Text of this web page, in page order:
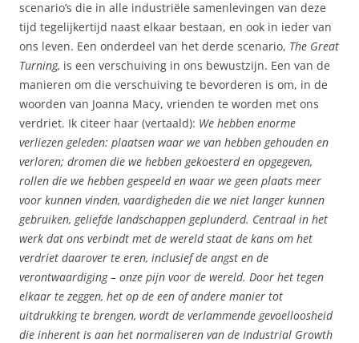
scenario’s die in alle industriële samenlevingen van deze
tijd tegelijkertijd naast elkaar bestaan, en ook in ieder van
ons leven. Een onderdeel van het derde scenario, The Great
Turning, is een verschuiving in ons bewustzijn. Een van de
manieren om die verschuiving te bevorderen is om, in de
woorden van Joanna Macy, vrienden te worden met ons
verdriet. Ik citeer haar (vertaald): We hebben enorme
verliezen geleden: plaatsen waar we van hebben gehouden en
verloren; dromen die we hebben gekoesterd en opgegeven,
rollen die we hebben gespeeld en waar we geen plaats meer
voor kunnen vinden, vaardigheden die we niet langer kunnen
gebruiken, geliefde landschappen geplunderd. Centraal in het
werk dat ons verbindt met de wereld staat de kans om het
verdriet daarover te eren, inclusief de angst en de
verontwaardiging – onze pijn voor de wereld. Door het tegen
elkaar te zeggen, het op de een of andere manier tot
uitdrukking te brengen, wordt de verlammende gevoelloosheid
die inherent is aan het normaliseren van de Industrial Growth